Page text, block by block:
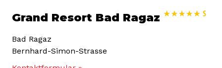
Grand Resort Bad Ragaz
Bad Ragaz
Bernhard-Simon-Strasse